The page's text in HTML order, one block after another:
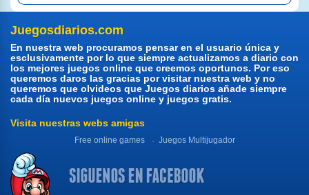
Juegosdiarios.com
En nuestra web procuramos pensar en el usuario única y
esclusivamente por lo que siempre actualizamos a diario con
los mejores juegos online que creemos oportunos. Por eso
queremos daros las gracias por visitar nuestra web y no
queremos que olvideos que Juegos diarios añade siempre
cada día nuevos juegos online y juegos gratis.
Visita nuestras webs amigas
Free online games Juegos Multijugador